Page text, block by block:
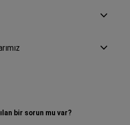
bir sorun mu var?